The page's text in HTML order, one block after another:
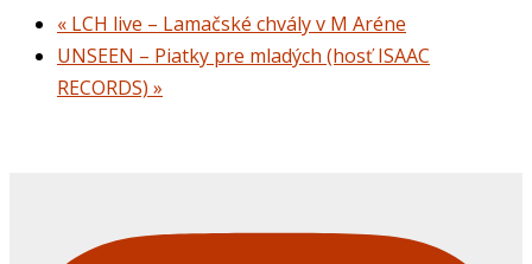
« LCH live – Lamačské chvály v M Aréne
UNSEEN – Piatky pre mladých (hosť ISAAC
RECORDS) »